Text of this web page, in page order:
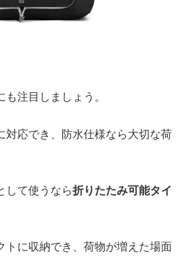
も注目しましょう。
対応でき、防水仕様なら大切な荷
して使うなら折りたたみ可能タイ
トに収納でき、荷物が増えた場面